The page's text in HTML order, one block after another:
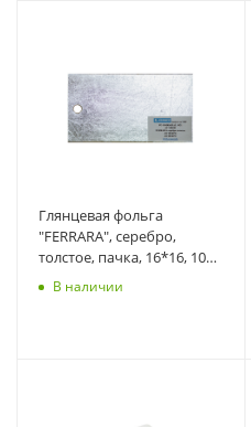
Глянцевая фольга
"FERRARA", серебро,
толстое, пачка, 16*16, 100
листов
В наличии